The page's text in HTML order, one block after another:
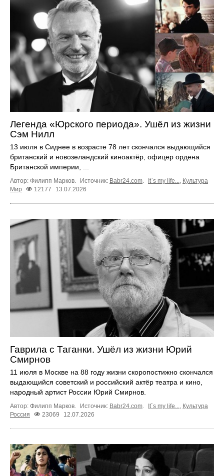
Легенда «Юрского периода». Ушёл из жизни
Сэм Нилл
13 июля в Сиднее в возрасте 78 лет скончался выдающийся
британский и новозеландский киноактёр, офицер ордена
Британской империи, ...
Автор: Филипп Марков. Источник: Babr24.com. It`s my life..., Культура
Мир
12177 13.07.2026
Гаврила с Таганки. Ушёл из жизни Юрий
Смирнов
11 июля в Москве на 88 году жизни скоропостижно скончался
выдающийся советский и российский актёр театра и кино,
народный артист России Юрий Смирнов.
Автор: Филипп Марков. Источник: Babr24.com. It`s my life..., Культура
Россия
23069 12.07.2026